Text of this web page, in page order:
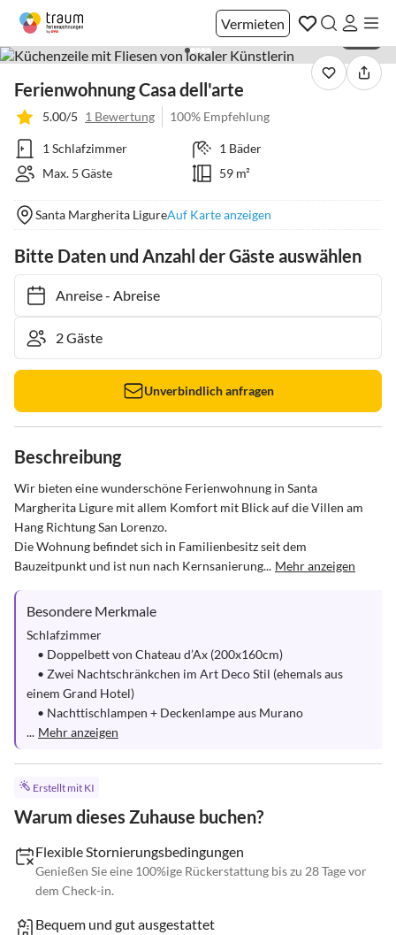
Vermieten
Ferienwohnung Casa dell'arte
5.00/5 1 Bewertung 100% Empfehlung
1 Schlafzimmer
1 Bäder
Max. 5 Gäste
59 m²
Santa Margherita LigureAuf Karte anzeigen
Bitte Daten und Anzahl der Gäste auswählen
Anreise- Abreise
Unverbindlich anfragen
Beschreibung
Wir bieten eine wunderschöne Ferienwohnung in Santa
Margherita Ligure mit allem Komfort mit Blick auf die Villen am
Hang Richtung San Lorenzo.
Die Wohnung befindet sich in Familienbesitz seit dem
Bauzeitpunkt und ist nun nach Kernsanierung... Mehr anzeigen
Besondere Merkmale
Schlafzimmer
einem Grand Hotel)
... Mehr anzeigen
Erstellt mit KI
Warum dieses Zuhause buchen?
Flexible Stornierungsbedingungen
Genießen Sie eine 100%ige Rückerstattung bis zu 28 Tage vor
dem Check-in.
Bequem und gut ausgestattet